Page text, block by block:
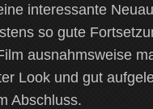
interessante
so gute
ausnahmsweise
Look und gut
Abschluss.